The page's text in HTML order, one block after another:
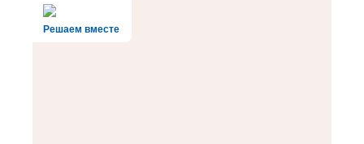
Решаем вместе